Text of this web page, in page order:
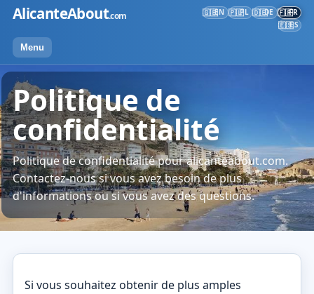
Skip
content
AlicanteAbout.com
Menu
🇬🇧EN 🇵🇱PL 🇩🇪DE 🇫🇷FR
🇪🇸ES
Politique de
confidentialité
Politique de confidentialité pour alicanteabout.com.
Contactez-nous si vous avez besoin de plus
d'informations ou si vous avez des questions.
Si vous souhaitez obtenir de plus amples